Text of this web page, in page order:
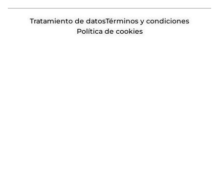
Tratamiento de datosTérminos y condiciones
Política de cookies